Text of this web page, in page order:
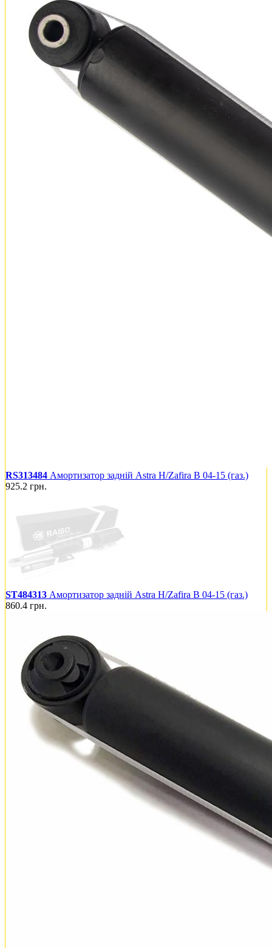
RS313484 Амортизатор задній Astra H/Zafira B 04-15 (газ.)
925.2 грн.
ST484313 Амортизатор задній Astra H/Zafira B 04-15 (газ.)
860.4 грн.